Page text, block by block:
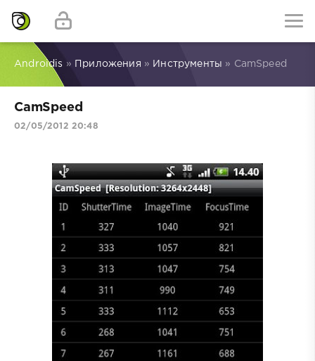
Androidis » Приложения » Инструменты » CamSpeed
CamSpeed
02/05/2012 20:48